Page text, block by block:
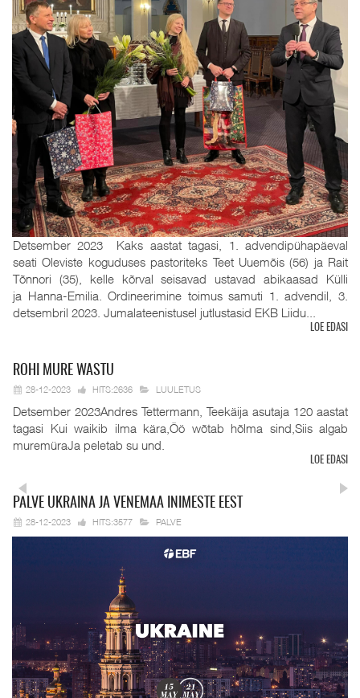
Detsember 2023 Kaks aastat tagasi, 1. advendipühapäeval
seati Oleviste koguduses pastoriteks Teet Uuemõis (56) ja Rait
Tõnnori (35), kelle kõrval seisavad ustavad abikaasad Külli
ja Hanna-Emilia. Ordineerimine toimus samuti 1. advendil, 3.
detsembril 2023. Jumalateenistusel jutlustasid EKB Liidu...
LOE EDASI
ROHI MURE WASTU
28-12-2023 HITS:2636 LUULETUS
Detsember 2023Andres Tettermann, Teekäija asutaja 120 aastat
tagasi Kui waikib ilma kära,Öö wõtab hõlma sind,Siis algab
muremüraJa peletab su und.
LOE EDASI
PALVE UKRAINA JA VENEMAA INIMESTE EEST
28-12-2023 HITS:3577 PALVE